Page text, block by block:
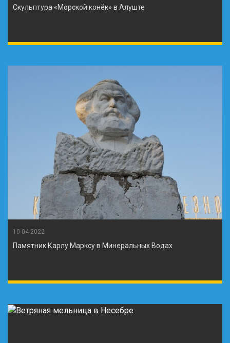
Скульптура «Морской конёк» в Алуште
10-04-2022
Памятник Карлу Марксу в Минеральных Водах